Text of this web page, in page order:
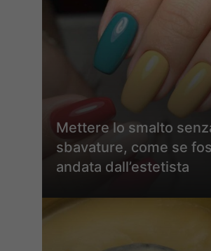
Mettere lo smalto
sbavature, come se
andata dall’estetista